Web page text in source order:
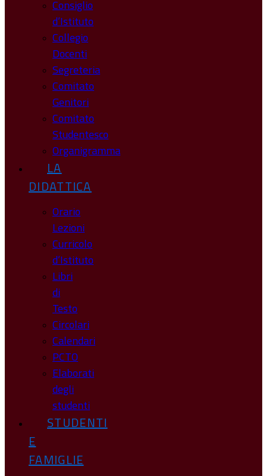
Consiglio
d’Istituto
Collegio
Docenti
Segreteria
Comitato
Genitori
Comitato
Studentesco
Organigramma
LA
DIDATTICA
Orario
Lezioni
Curricolo
d’Istituto
Libri
di
Testo
Circolari
Calendari
PCTO
Elaborati
degli
studenti
STUDENTI
E
FAMIGLIE